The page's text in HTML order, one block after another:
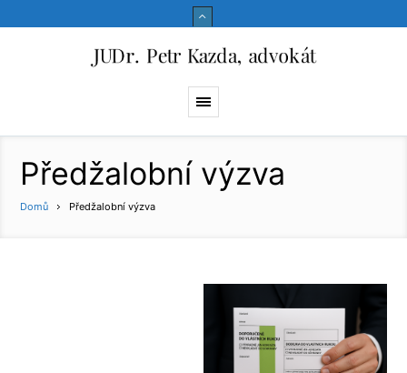
Předžalobní výzva
Domů Předžalobní výzva